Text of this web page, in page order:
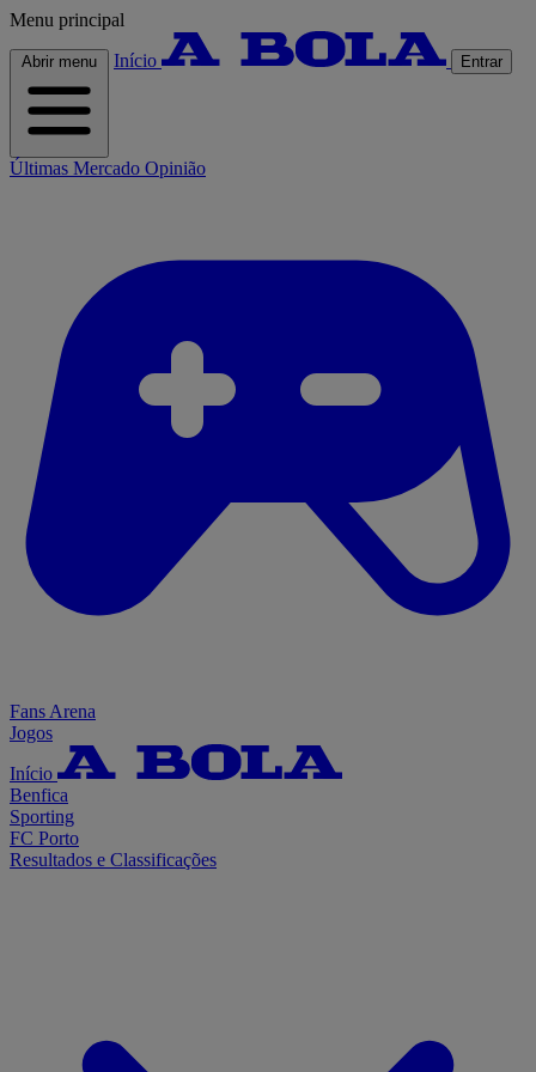
Menu principal
Abrir menu Início Entrar
Últimas Mercado Opinião
Fans Arena
Jogos
Início
Benfica
Sporting
FC Porto
Resultados e Classificações